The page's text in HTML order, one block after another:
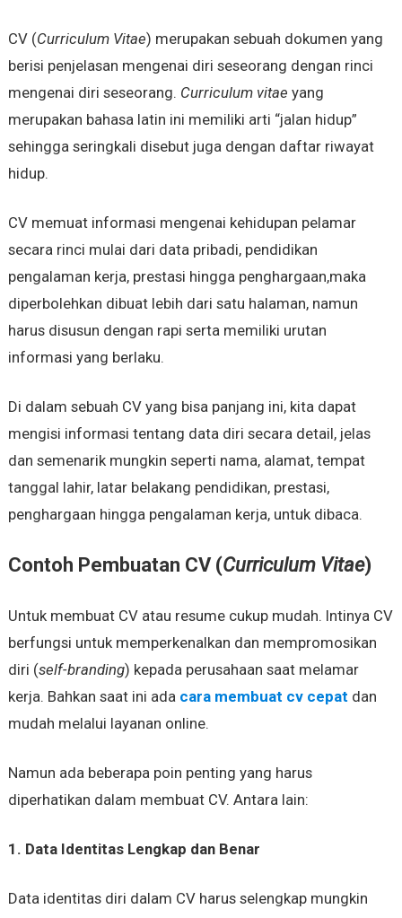
CV (Curriculum Vitae) merupakan sebuah dokumen yang
berisi penjelasan mengenai diri seseorang dengan rinci
mengenai diri seseorang. Curriculum vitae yang
merupakan bahasa latin ini memiliki arti “jalan hidup”
sehingga seringkali disebut juga dengan daftar riwayat
hidup.
CV memuat informasi mengenai kehidupan pelamar
secara rinci mulai dari data pribadi, pendidikan
pengalaman kerja, prestasi hingga penghargaan,maka
diperbolehkan dibuat lebih dari satu halaman, namun
harus disusun dengan rapi serta memiliki urutan
informasi yang berlaku.
Di dalam sebuah CV yang bisa panjang ini, kita dapat
mengisi informasi tentang data diri secara detail, jelas
dan semenarik mungkin seperti nama, alamat, tempat
tanggal lahir, latar belakang pendidikan, prestasi,
penghargaan hingga pengalaman kerja, untuk dibaca.
Contoh Pembuatan CV (Curriculum Vitae)
Untuk membuat CV atau resume cukup mudah. Intinya CV
berfungsi untuk memperkenalkan dan mempromosikan
diri (self-branding) kepada perusahaan saat melamar
kerja. Bahkan saat ini ada cara membuat cv cepat dan
mudah melalui layanan online.
Namun ada beberapa poin penting yang harus
diperhatikan dalam membuat CV. Antara lain:
1. Data Identitas Lengkap dan Benar
Data identitas diri dalam CV harus selengkap mungkin